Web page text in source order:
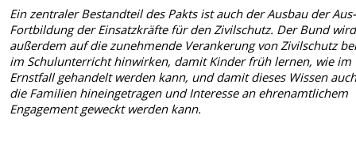
Ein zentraler Bestandteil des Pakts ist auch der Ausbau der
Fortbildung der Einsatzkräfte für den Zivilschutz. Der Bund wird
außerdem auf die zunehmende Verankerung von Zivilschutz
im Schulunterricht hinwirken, damit Kinder früh lernen, wie im
Ernstfall gehandelt werden kann, und damit dieses Wissen
die Familien hineingetragen und Interesse an ehrenamtlichem
Engagement geweckt werden kann.